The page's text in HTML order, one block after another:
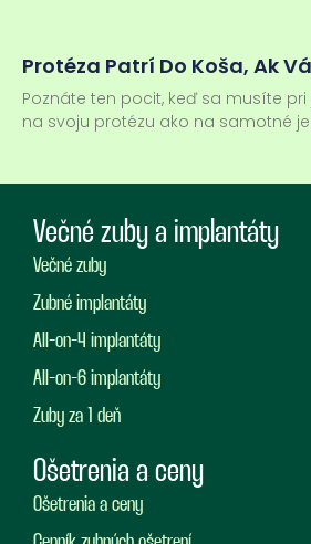
Protéza Patrí Do Koša, Ak
Poznáte ten pocit, keď sa musíte
na svoju protézu ako na samotné
Večné zuby a implantáty
Večné zuby
Zubné implantáty
All-on-4 implantáty
All-on-6 implantáty
Zuby za 1 deň
Ošetrenia a ceny
Ošetrenia a ceny